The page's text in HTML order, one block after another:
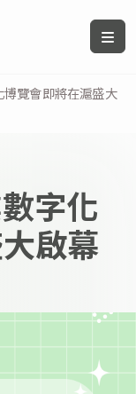
覽會即將在滬盛大
字化
啟幕